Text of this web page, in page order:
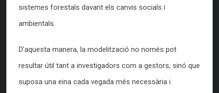
sistemes forestals davant els canvis socials i
ambientals.
D’aquesta manera, la modelització no només pot
resultar útil tant a investigadors com a gestors, sinó que
suposa una eina cada vegada més necessària i